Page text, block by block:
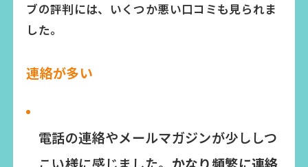
ブの評判には、いくつか悪い口コミも見られま
した。
連絡が多い
電話の連絡やメールマガジンが少ししつ